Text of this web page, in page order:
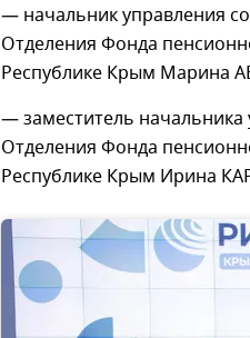
— начальник управления
Отделения Фонда
Республике Крым Марина
— заместитель
Отделения Фонда
Республике Крым Ирина